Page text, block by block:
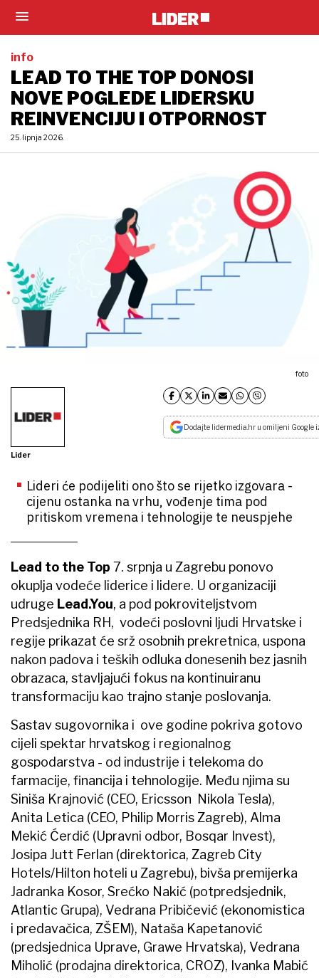
info
LEAD TO THE TOP DONOSI
NOVE POGLEDE LIDERSKU
REINVENCIJU I OTPORNOST
25. lipnja 2026.
foto
Lider
Dodajte lidermedia.hr u omiljeni Google
Lideri će podijeliti ono što se rijetko izgovara -
cijenu ostanka na vrhu, vođenje tima pod
pritiskom vremena i tehnologije te neuspjehe
Lead to the Top 7. srpnja u Zagrebu ponovo
okuplja vodeće liderice i lidere. U organizaciji
udruge Lead.You, a pod pokroviteljstvom
Predsjednika RH, vodeći poslovni ljudi Hrvatske i
regije prikazat će srž osobnih prekretnica, uspona
nakon padova i teških odluka donesenih bez jasnih
obrazaca, stavljajući fokus na kontinuiranu
transformaciju kao trajno stanje poslovanja.
Sastav sugovornika i ove godine pokriva gotovo
cijeli spektar hrvatskog i regionalnog
gospodarstva - od industrije i telekoma do
farmacije, financija i tehnologije. Među njima su
Siniša Krajnović (CEO, Ericsson Nikola Tesla),
Anita Letica (CEO, Philip Morris Zagreb), Alma
Mekić Ćerdić (Upravni odbor, Bosqar Invest),
Josipa Jutt Ferlan (direktorica, Zagreb City
Hotels/Hilton hoteli u Zagrebu), bivša premijerka
Jadranka Kosor, Srećko Nakić (potpredsjednik,
Atlantic Grupa), Vedrana Pribičević (ekonomistica
i predavačica, ZŠEM), Nataša Kapetanović
(predsjednica Uprave, Grawe Hrvatska), Vedrana
Miholić (prodajna direktorica, CROZ), Ivanka Mabić